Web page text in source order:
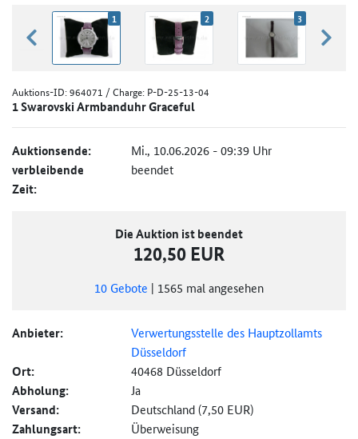
zurück blättern
1 2 3
Auktions-ID:964071 / Charge: P-D-25-13-04
1 Swarovski Armbanduhr Graceful
Auktionsende: Mi., 10.06.2026 - 09:39 Uhr
verbleibende
Zeit:
beendet
Die Auktion ist beendet
120,50 EUR
10 Gebote | 1565 mal angesehen
Anbieter:
Verwertungsstelle des Hauptzollamts
Düsseldorf
Ort: 40468 Düsseldorf
Abholung: Ja
Versand: Deutschland (7,50 EUR)
Zahlungsart: Überweisung